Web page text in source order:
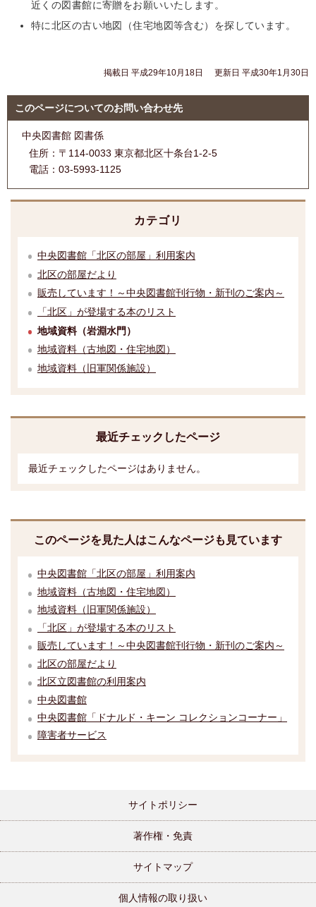
近くの図書館に寄贈をお願いいたします。
特に北区の古い地図（住宅地図等含む）を探しています。
掲載日 平成29年10月18日 更新日 平成30年1月30日
このページについてのお問い合わせ先
中央図書館 図書係
住所： 〒114-0033 東京都北区十条台1-2-5
電話： 03-5993-1125
カテゴリ
中央図書館「北区の部屋」利用案内
北区の部屋だより
販売しています！～中央図書館刊行物・新刊のご案内～
「北区」が登場する本のリスト
地域資料（岩淵水門）
地域資料（古地図・住宅地図）
地域資料（旧軍関係施設）
最近チェックしたページ
最近チェックしたページはありません。
このページを見た人はこんなページも見ています
中央図書館「北区の部屋」利用案内
地域資料（古地図・住宅地図）
地域資料（旧軍関係施設）
「北区」が登場する本のリスト
販売しています！～中央図書館刊行物・新刊のご案内～
北区の部屋だより
北区立図書館の利用案内
中央図書館
中央図書館「ドナルド・キーン コレクションコーナー」
障害者サービス
サイトポリシー
著作権・免責
サイトマップ
個人情報の取り扱い